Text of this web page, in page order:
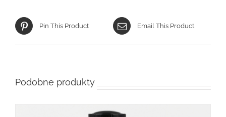
Pin This Product Email This Product
Podobne produkty